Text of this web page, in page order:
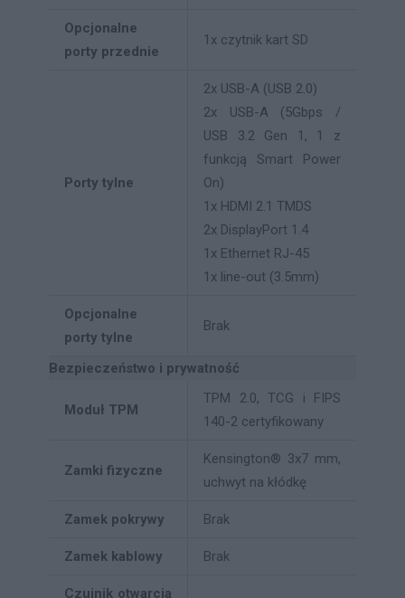
Opcjonalne
porty przednie
1x czytnik kart SD
Porty tylne
2x USB-A (USB 2.0)
2x USB-A (5Gbps /
USB 3.2 Gen 1, 1 z
funkcją Smart Power
On)
1x HDMI 2.1 TMDS
2x DisplayPort 1.4
1x Ethernet RJ-45
1x line-out (3.5mm)
Opcjonalne
porty tylne
Brak
Bezpieczeństwo i prywatność
Moduł TPM
TPM 2.0, TCG i FIPS
140-2 certyfikowany
Zamki fizyczne
Kensington® 3x7 mm,
uchwyt na kłódkę
Zamek pokrywy Brak
Zamek kablowy Brak
Czujnik otwarcia